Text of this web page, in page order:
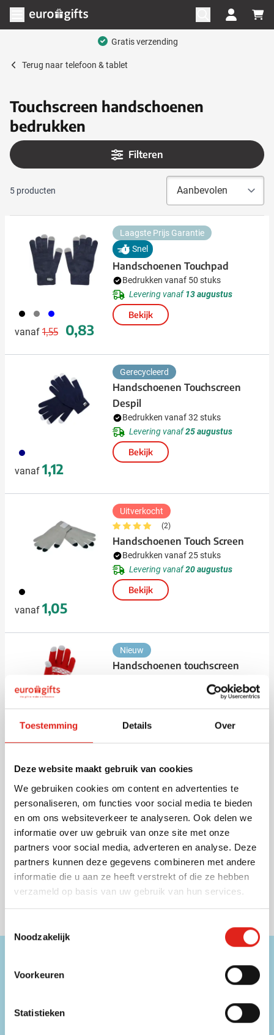
Toestemming Details Over
Deze website maakt gebruik van cookies
We gebruiken cookies om content en advertenties te
personaliseren, om functies voor social media te bieden
en om ons websiteverkeer te analyseren. Ook delen we
informatie over uw gebruik van onze site met onze
partners voor social media, adverteren en analyse. Deze
partners kunnen deze gegevens combineren met andere
informatie die u aan ze heeft verstrekt of die ze hebben
verzameld op basis van uw gebruik van hun services.
Noodzakelijk
Voorkeuren
Statistieken
Ga naar de inhoud
Menu openen
Gratis verzending
Terug naar telefoon & tablet
Touchscreen handschoenen
bedrukken
Filteren
5 producten
001 003 005
vanaf
Normale prijs
1,55
Speciale prijs
0,83
Laagste Prijs Garantie
Snel
Handschoenen Touchpad
Bedrukken vanaf 50 stuks
Levering vanaf13 augustus
Bekijk
536
vanaf 1,12
Gerecycleerd
Handschoenen Touchscreen
Despil
Bedrukken vanaf 32 stuks
Levering vanaf25 augustus
Bekijk
001
vanaf 1,05
Uitverkocht
(2)
Handschoenen Touch Screen
Bedrukken vanaf 25 stuks
Levering vanaf20 augustus
Bekijk
008
1,82
Nieuw
Handschoenen touchscreen
Bedrukken vanaf 20 stuks
Levering vanaf24 augustus
Bekijk
001 307
vanaf 1,35
Handschoenen TouchGlove |
Touchscreen | Universele maat
Bedrukken vanaf 25 stuks
Levering vanaf17 augustus
Bekijk
Onze medewerkers zijn beschikbaar op onderstaande